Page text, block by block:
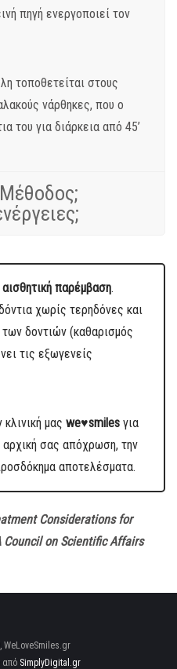
πηγή ενεργοποιεί τον
τοποθετείται στους
νάρθηκες, που ο
του για διάρκεια από 45’
αισθητική παρέμβαση.
χωρίς τερηδόνες και
δοντιών (καθαρισμός
τις εξωγενείς
μας we♥smiles για
αρχική σας απόχρωση, την
αποτελέσματα.
Considerations for
on Scientific Affairs
WeLoveSmiles.gr
από SimplyDigital.gr